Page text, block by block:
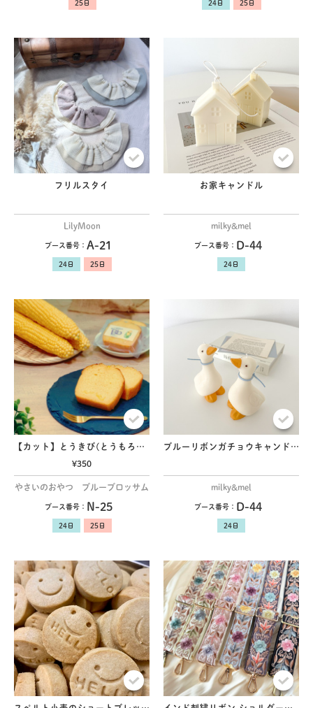
フリルスタイ
LilyMoon
ブース番号： A-21
お家キャンドル
milky&mel
ブース番号： D-44
【カット】とうきび(とうもろこし)パウンド
¥350
やさいのおやつ ブルーブロッサム
ブース番号： N-25
ブルーリボンガチョウキャンドル
milky&mel
ブース番号： D-44